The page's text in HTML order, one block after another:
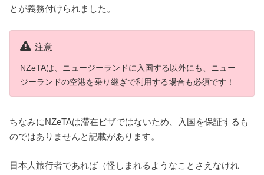
とが義務付けられました。
注意
NZeTAは、ニュージーランドに入国する以外にも、ニュー
ジーランドの空港を乗り継ぎで利用する場合も必須です！
ちなみにNZeTAは滞在ビザではないため、入国を保証するも
のではありませんと記載があります。
日本人旅行者であれば（怪しまれるようなことさえなけれ